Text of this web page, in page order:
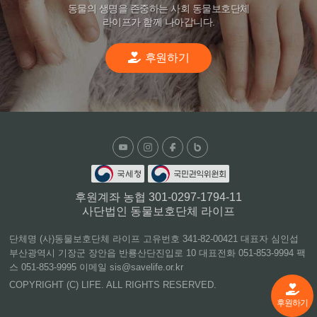
후원하기
동물의 생명을 존중하는 사회 동물보호단체
라이프가 함께 나아갑니다.
후원하기
후원계좌 농협 301-0297-1794-11
사단법인 동물보호단체 라이프
단체명 (사)동물보호단체 라이프 고유번호 341-82-00421 대표자 심인섭
부산광역시 기장군 장안읍 반룡산단진입로 10 대표전화 051-853-9994 팩
스 051-853-9995 이메일 sis@savelife.or.kr
COPYRIGHT (C) LIFE. ALL RIGHTS RESERVED.